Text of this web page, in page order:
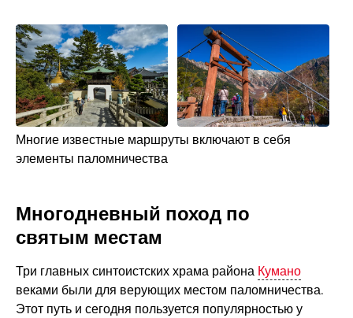
Многие известные маршруты включают в себя
элементы паломничества
Многодневный поход по
святым местам
Три главных синтоистских храма района Кумано
веками были для верующих местом паломничества.
Этот путь и сегодня пользуется популярностью у